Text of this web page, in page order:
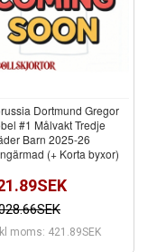
Dortmund Gregor
#1 Målvakt Tredje
Barn 2025-26
(+ Korta byxor)
moms: 421.89SEK